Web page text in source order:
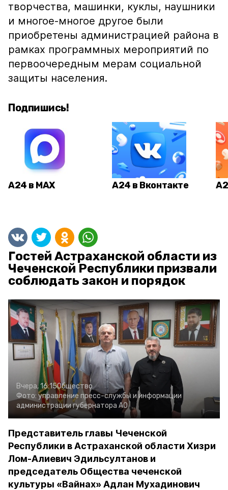
творчества, машинки, куклы, наушники
и многое-многое другое были
приобретены администрацией района в
рамках программных мероприятий по
первоочередным мерам социальной
защиты населения.
Подпишись!
А24 в MAX А24 в Вконтакте
Гостей Астраханской области из
Чеченской Республики призвали
соблюдать закон и порядок
Вчера, 16:15Общество
Фото: управление пресс-службы и информации
администрации губернатора АО
Представитель главы Чеченской
Республики в Астраханской области Хизри
Лом-Алиевич Эдильсултанов и
председатель Общества чеченской
культуры «Вайнах» Адлан Мухадинович